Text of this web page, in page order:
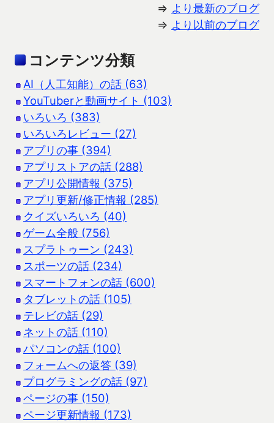
⇒ より最新のブログ
⇒ より以前のブログ
コンテンツ分類
AI（人工知能）の話 (63)
YouTuberと動画サイト (103)
いろいろ (383)
いろいろレビュー (27)
アプリの事 (394)
アプリストアの話 (288)
アプリ公開情報 (375)
アプリ更新/修正情報 (285)
クイズいろいろ (40)
ゲーム全般 (756)
スプラトゥーン (243)
スポーツの話 (234)
スマートフォンの話 (600)
タブレットの話 (105)
テレビの話 (29)
ネットの話 (110)
パソコンの話 (100)
フォームへの返答 (39)
プログラミングの話 (97)
ページの事 (150)
ページ更新情報 (173)